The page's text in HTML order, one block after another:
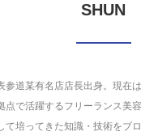
SHUN
参道某有名店店長出身。現在
点で活躍するフリーランス美
て培ってきた知識・技術をブ